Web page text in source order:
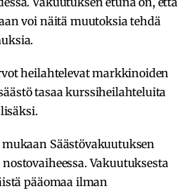
voi näitä muutoksia tehdä
heilahtelevat markkinoiden
tasaa kurssiheilahteluita
Säästövakuutuksen
Vakuutuksesta
pääomaa ilman